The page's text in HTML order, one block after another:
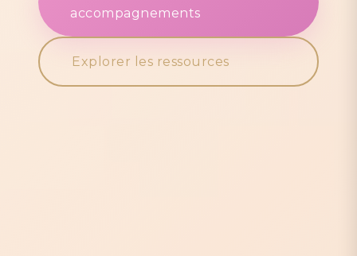
accompagnements
Explorer les ressources